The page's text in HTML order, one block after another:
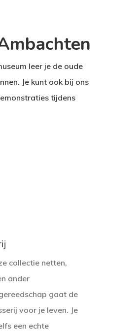
leer je de oude
Je kunt ook bij ons
tijdens
collectie netten,
ander
gaat de
voor je leven. Je
een echte